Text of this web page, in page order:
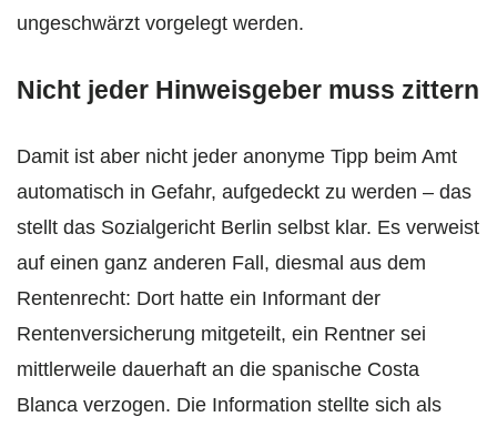
ungeschwärzt vorgelegt werden.
Nicht jeder Hinweisgeber muss zittern
Damit ist aber nicht jeder anonyme Tipp beim Amt
automatisch in Gefahr, aufgedeckt zu werden – das
stellt das Sozialgericht Berlin selbst klar. Es verweist
auf einen ganz anderen Fall, diesmal aus dem
Rentenrecht: Dort hatte ein Informant der
Rentenversicherung mitgeteilt, ein Rentner sei
mittlerweile dauerhaft an die spanische Costa
Blanca verzogen. Die Information stellte sich als